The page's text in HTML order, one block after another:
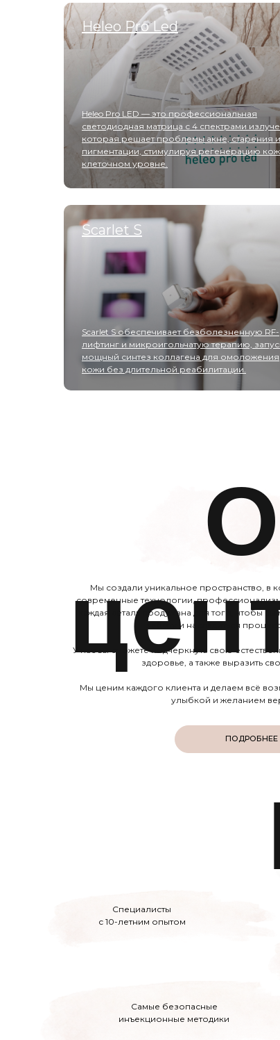
Scarlet S обеспечивает безболезненную RF-
лифтинг и микроигольчатую терапию,
мощный синтез коллагена для омоложения
кожи без длительной реабилитации.
Scarlet S
Heleo Pro LED — это профессиональная
светодиодная матрица с 4 спектрами
которая решает проблемы акне, старения и
пигментации, стимулируя регенерацию
клеточном уровне.
Heleo Pro Led
О
Мы создали уникальное пространство, в
современные технологии,
каждая деталь продумана для того, чтобы
заботу и насладиться
У нас вы сможете подчеркнуть свою
здоровье, а также выразить
Мы ценим каждого клиента и делаем всё
улыбкой и желанием
ПОДРОБНЕЕ
Самые безопасные
инъекционные методики
Специалисты
с 10-летним опытом